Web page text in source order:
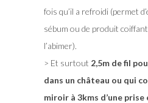
fois qu’il a refroidi (permet
sébum ou de produit
l’abimer).
> Et surtout 2,5m de fil
dans un château ou qui
miroir à 3kms d’une